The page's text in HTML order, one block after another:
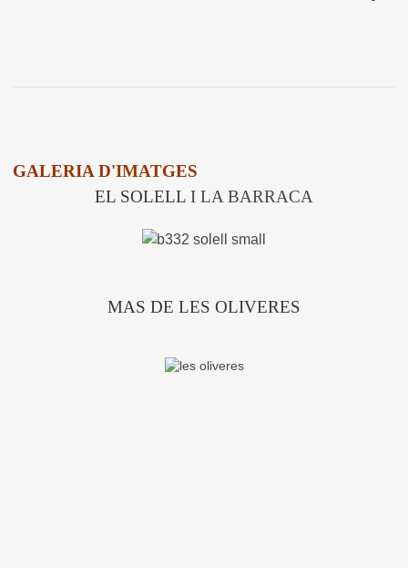
GALERIA D'IMATGES
EL SOLELL I LA BARRACA
MAS DE LES OLIVERES